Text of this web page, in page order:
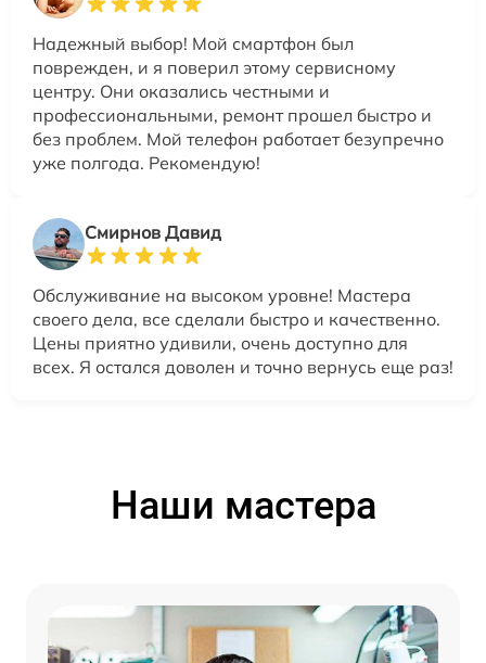
Надежный выбор! Мой смартфон был
поврежден, и я поверил этому сервисному
центру. Они оказались честными и
профессиональными, ремонт прошел быстро и
без проблем. Мой телефон работает безупречно
уже полгода. Рекомендую!
Смирнов Давид
Обслуживание на высоком уровне! Мастера
своего дела, все сделали быстро и качественно.
Цены приятно удивили, очень доступно для
всех. Я остался доволен и точно вернусь еще раз!
Наши мастера